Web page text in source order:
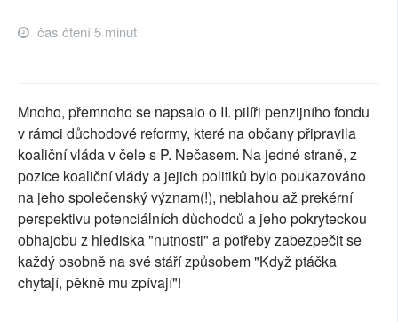
RUBRIKY
PLNÁ VERZE STRÁNEK
čas čtení 5 minut
Mnoho, přemnoho se napsalo o II. pilíři penzijního fondu
v rámci důchodové reformy, které na občany připravila
koaliční vláda v čele s P. Nečasem. Na jedné straně, z
pozice koaliční vlády a jejich politiků bylo poukazováno
na jeho společenský význam(!), neblahou až prekérní
perspektivu potenciálních důchodců a jeho pokryteckou
obhajobu z hlediska "nutnosti" a potřeby zabezpečit se
každý osobně na své stáří způsobem "Když ptáčka
chytají, pěkně mu zpívají"!